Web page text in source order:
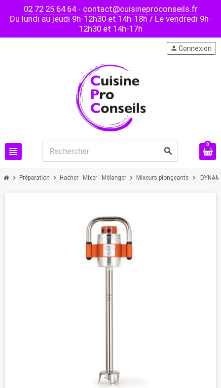
02 72 25 64 64- contact@cuisineproconseils.fr
Du lundi au jeudi 9h-12h30 et 14h-18h / Le vendredi 9h-
12h30 et 14h-17h
view_headline search
person Connexion
0
chevron_right Préparation chevron_right Hacher - Mixer - Mélanger chevron_right Mixeurs plongeants chevron_right